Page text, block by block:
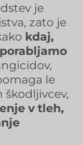
je
zato je
kdaj,
le
v tleh,